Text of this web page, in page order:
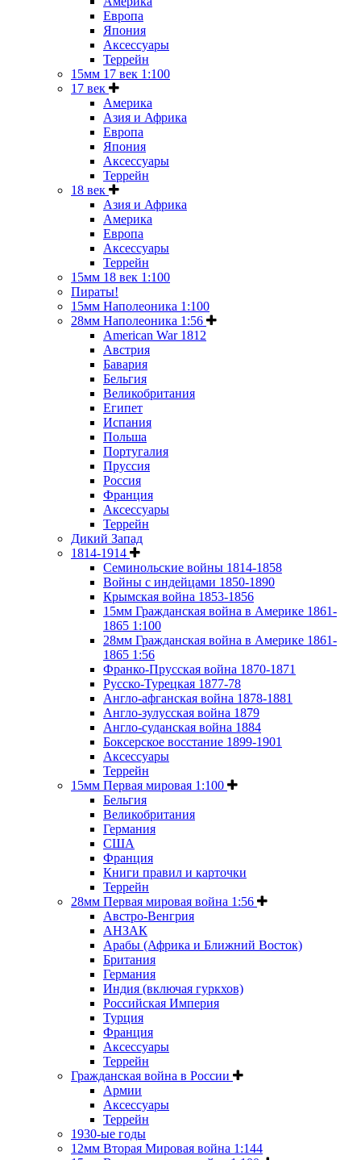
Европа
Япония
Аксессуары
Террейн
15мм 17 век 1:100
17 век
Америка
Азия и Африка
Европа
Япония
Аксессуары
Террейн
18 век
Азия и Африка
Америка
Европа
Аксессуары
Террейн
15мм 18 век 1:100
Пираты!
15мм Наполеоника 1:100
28мм Наполеоника 1:56
American War 1812
Австрия
Бавария
Бельгия
Великобритания
Египет
Испания
Польша
Португалия
Пруссия
Россия
Франция
Аксессуары
Террейн
Дикий Запад
1814-1914
Семинольские войны 1814-1858
Войны с индейцами 1850-1890
Крымская война 1853-1856
15мм Гражданская война в Америке 1861-
1865 1:100
28мм Гражданская война в Америке 1861-
1865 1:56
Франко-Прусская война 1870-1871
Русско-Турецкая 1877-78
Англо-афганская война 1878-1881
Англо-зулусская война 1879
Англо-суданская война 1884
Боксерское восстание 1899-1901
Аксессуары
Террейн
15мм Первая мировая 1:100
Бельгия
Великобритания
Германия
США
Франция
Книги правил и карточки
Террейн
28мм Первая мировая война 1:56
Австро-Венгрия
АНЗАК
Арабы (Африка и Ближний Восток)
Британия
Германия
Индия (включая гуркхов)
Российская Империя
Турция
Франция
Аксессуары
Террейн
Гражданская война в России
Армии
Аксессуары
Террейн
1930-ые годы
12мм Вторая Мировая война 1:144